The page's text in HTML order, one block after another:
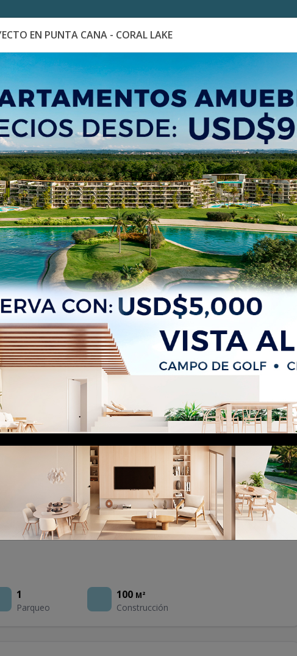
Catálogo de Proyectos Guía de inversión
(Reserva Real)
1
Parqueo
100 M²
Construcción
EN PUNTA CANA - CORAL LAKE